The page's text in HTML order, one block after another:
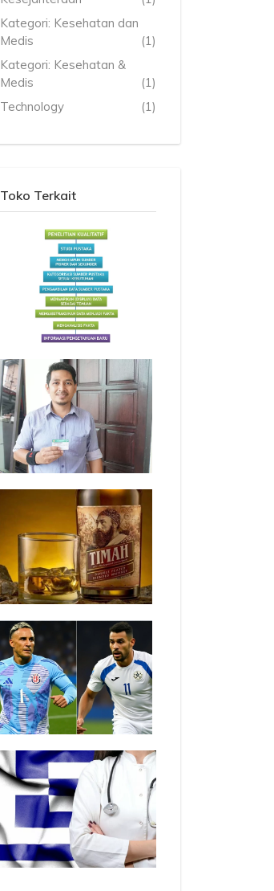
Kategori: Kesehatan dan
Medis
(1)
Kategori: Kesehatan &
Medis
(1)
Technology
(1)
Toko Terkait